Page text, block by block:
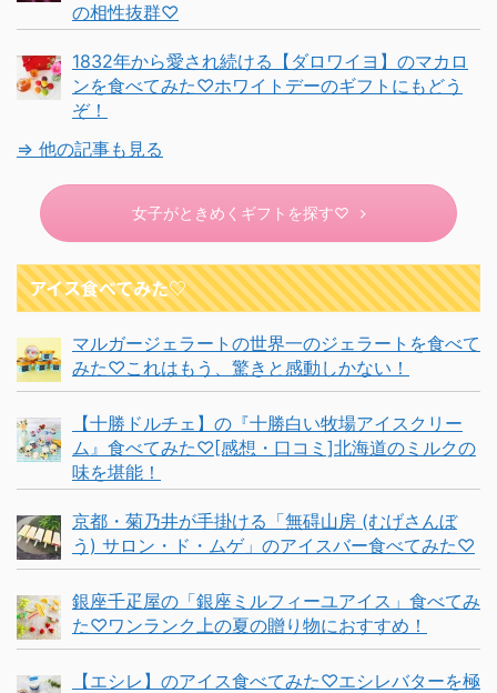
の相性抜群♡
1832年から愛され続ける【ダロワイヨ】のマカロ
ンを食べてみた♡ホワイトデーのギフトにもどう
ぞ！
⇒ 他の記事も見る
女子がときめくギフトを探す♡
アイス食べてみた♡
マルガージェラートの世界一のジェラートを食べて
みた♡これはもう、驚きと感動しかない！
【十勝ドルチェ】の『十勝白い牧場アイスクリー
ム』食べてみた♡[感想・口コミ]北海道のミルクの
味を堪能！
京都・菊乃井が手掛ける「無碍山房 (むげさんぼ
う) サロン・ド・ムゲ」のアイスバー食べてみた♡
銀座千疋屋の「銀座ミルフィーユアイス」食べてみ
た♡ワンランク上の夏の贈り物におすすめ！
【エシレ】のアイス食べてみた♡エシレバターを極